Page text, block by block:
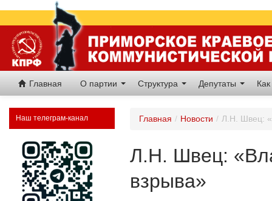
Главная О партии Структура Депутаты
Наш телеграм-канал Главная / Новости / Л.Н. Швец:
Л.Н. Швец:
взрыва»